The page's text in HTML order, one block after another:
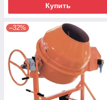
Купить
–32%